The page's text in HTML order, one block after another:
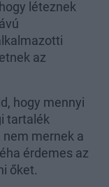
léteznek
az
hogy mennyi
tartalék
mernek a
érdemes az
őket.